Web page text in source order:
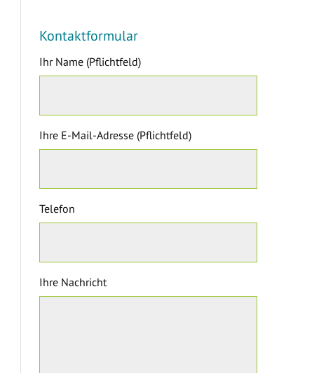
Kontaktformular
Ihr Name (Pflichtfeld)
Ihre E-Mail-Adresse (Pflichtfeld)
Telefon
Ihre Nachricht